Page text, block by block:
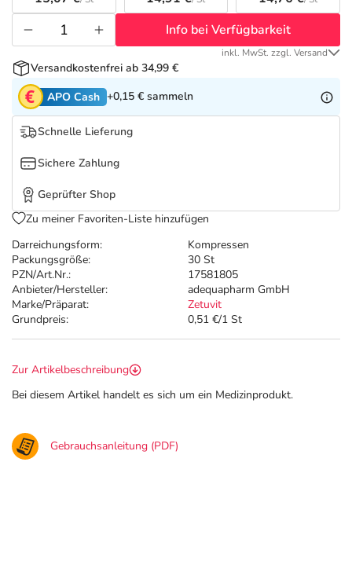
Tierapotheke
Vitamine & Mineralstoffe
Marken
Salus Deals
Darreichungsform:
Kompressen
Packungsgröße:
30 St
PZN/Art.Nr.:
17581805
Anbieter/Hersteller:
adequapharm GmbH
Marke/Präparat:
Zetuvit
Grundpreis:
0,51 €/1 St
Info bei Verfügbarkeit
inkl. MwSt. zzgl. Versand
Versandkostenfrei ab 34,99 €
APO Cash +0,15 € sammeln
Schnelle Lieferung
Sichere Zahlung
Geprüfter Shop
Zu meiner Favoriten-Liste hinzufügen
Zur Artikelbeschreibung
Bei diesem Artikel handelt es sich um ein Medizinprodukt.
Gebrauchsanleitung (PDF)